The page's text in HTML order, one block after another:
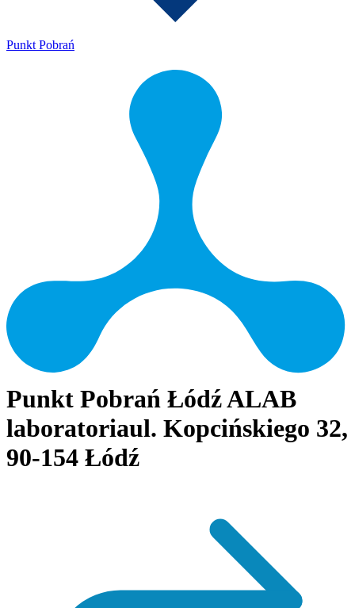
Punkt Pobrań
Punkt Pobrań Łódź ALAB
laboratoriaul. Kopcińskiego 32,
90-154 Łódź